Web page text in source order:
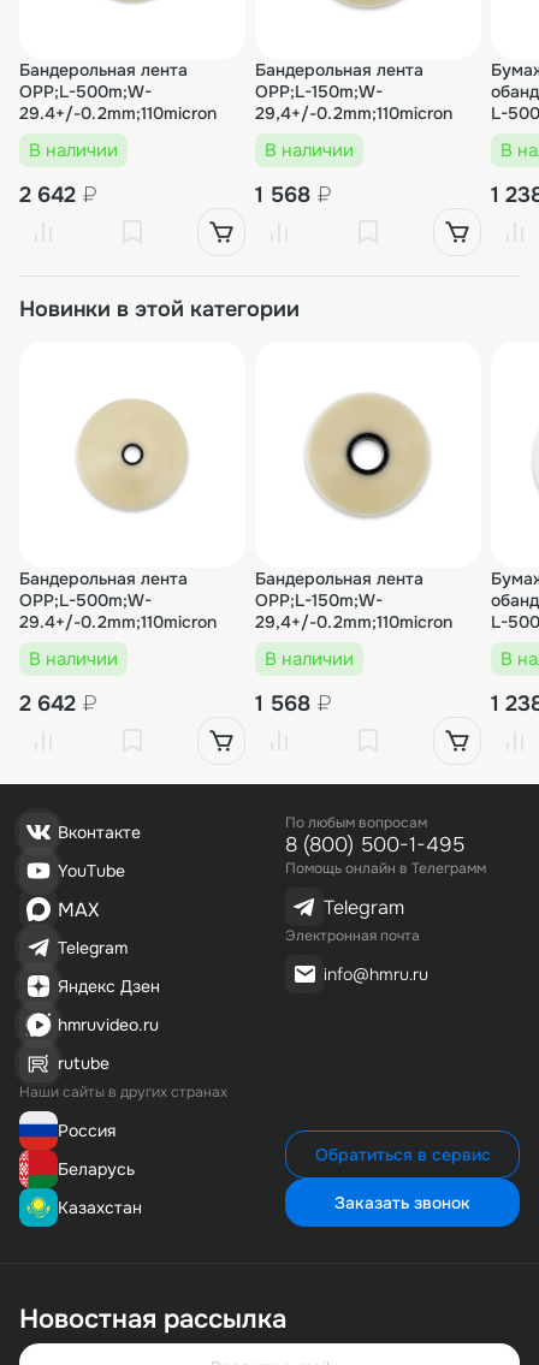
Бандерольная лента
OPP;L-500m;W-
29.4+/-0.2mm;110micron
В наличии
2 642 ₽
Бандерольная лента
OPP;L-150m;W-
29,4+/-0.2mm;110micron
В наличии
1 568 ₽
L-
В
1
Новинки в этой категории
Бандерольная лента
OPP;L-500m;W-
29.4+/-0.2mm;110micron
В наличии
2 642 ₽
Бандерольная лента
OPP;L-150m;W-
29,4+/-0.2mm;110micron
В наличии
1 568 ₽
L-
В
1
Вконтакте
YouTube
MAX
Telegram
Яндекс Дзен
hmruvideo.ru
rutube
Наши сайты в других странах
Россия
Беларусь
Казахстан
По любым вопросам
8 (800) 500-1-495
Помощь онлайн в Телеграмм
Telegram
Электронная почта
info@hmru.ru
Обратиться в сервис
Заказать звонок
Новостная рассылка